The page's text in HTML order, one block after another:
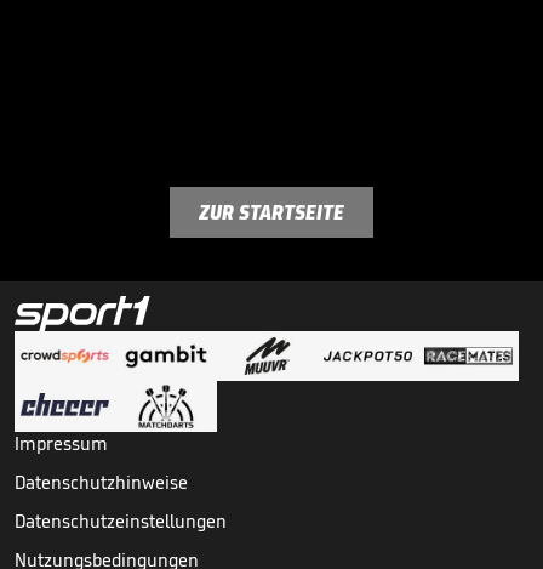
ZUR STARTSEITE
Impressum
Datenschutzhinweise
Datenschutzeinstellungen
Nutzungsbedingungen